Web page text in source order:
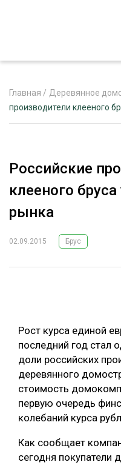
ЛЕСНОЕ ХОЗЯЙСТВО
ЛЕСОЗАГОТОВКА
БИОЭНЕРГЕТИКА
ЛЕСОВОССТАНОВЛЕНИЕ И
ЛОГИСТИКА
ПРОИЗВОДСТВО
ЦБП
ТЕМАТИЧЕСКИЕ ПРОЕКТЫ
ПОДБОРКИ СТАТЕЙ
ЭКСПЕРТНОЕ МНЕНИЕ
Главная / Деревянное
производители клееного
Российские
клееного
рынка
02.09.2015 Брус
Рост курса единой
последний год стал
доли российских
деревянного
стоимость
первую очередь
колебаний курса
Как сообщает
сегодня покупатели